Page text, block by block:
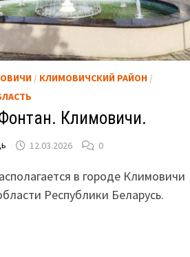
/ КЛИМОВИЧСКИЙ РАЙОН/
Климовичи.
12.03.2026 0
в городе Климовичи
Республики Беларусь.